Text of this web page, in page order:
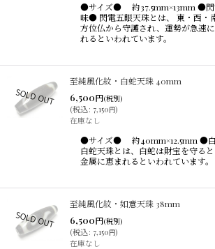
●サイズ● 約37.5mm×13mm ●閃
味● 閃電五眼天珠とは、 東・西・
方位仏から守護され、運勢が急速
れるといわれています。
至純風化紋・白蛇天珠 40mm
6,500円(税別)
(税込: 7,150円)
在庫なし
●サイズ● 約40mm×12.5mm ●
白蛇天珠とは、白蛇は財宝を守る
金属に恵まれるといわれています。
至純風化紋・如意天珠 38mm
6,500円(税別)
(税込: 7,150円)
在庫なし